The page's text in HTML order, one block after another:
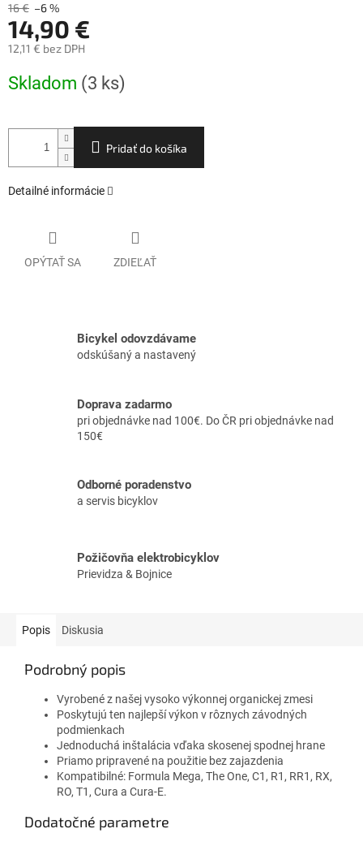
16 € –6 %
14,90 €
12,11 € bez DPH
cena:
Skladom (3 ks)
Pridať do košíka
Detailné informácie
OPÝTAŤ SA ZDIEĽAŤ
Bicykel odovzdávame
odskúšaný a nastavený
Doprava zadarmo
pri objednávke nad 100€. Do ČR pri objednávke nad
150€
Odborné poradenstvo
a servis bicyklov
Požičovňa elektrobicyklov
Prievidza & Bojnice
Popis Diskusia
Podrobný popis
Vyrobené z našej vysoko výkonnej organickej zmesi
Poskytujú ten najlepší výkon v rôznych závodných
podmienkach
Jednoduchá inštalácia vďaka skosenej spodnej hrane
Priamo pripravené na použitie bez zajazdenia
Kompatibilné: Formula Mega, The One, C1, R1, RR1, RX,
RO, T1, Cura a Cura-E.
Dodatočné parametre